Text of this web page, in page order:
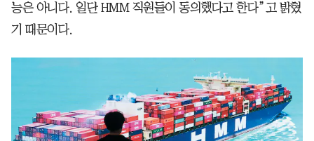
능은 아니다. 일단 HMM 직원들이 동의했다고 한다”고 밝혔
기 때문이다.